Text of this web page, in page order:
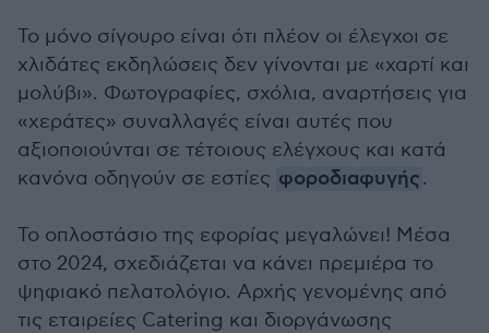
Το μόνο σίγουρο είναι ότι πλέον οι έλεγχοι σε
χλιδάτες εκδηλώσεις δεν γίνονται με «χαρτί και
μολύβι». Φωτογραφίες, σχόλια, αναρτήσεις για
«χεράτες» συναλλαγές είναι αυτές που
αξιοποιούνται σε τέτοιους ελέγχους και κατά
κανόνα οδηγούν σε εστίες φοροδιαφυγής.
Το οπλοστάσιο της εφορίας μεγαλώνει! Μέσα
στο 2024, σχεδιάζεται να κάνει πρεμιέρα το
ψηφιακό πελατολόγιο. Αρχής γενομένης από
τις εταιρείες Catering και διοργάνωσης